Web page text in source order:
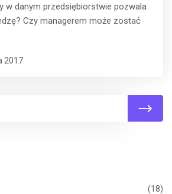
w danym przedsiębiorstwie pozwala
Czy managerem może zostać
2017
(18)